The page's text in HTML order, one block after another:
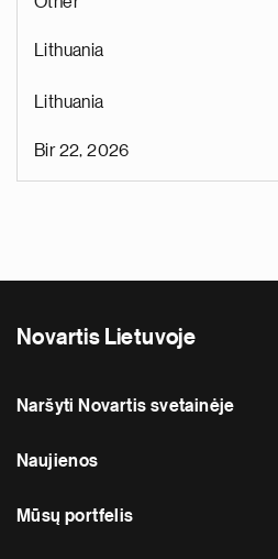
Lithuania
Lithuania
Bir 22, 2026
Novartis Lietuvoje
Naršyti Novartis svetainėje
Naujienos
Mūsų portfelis